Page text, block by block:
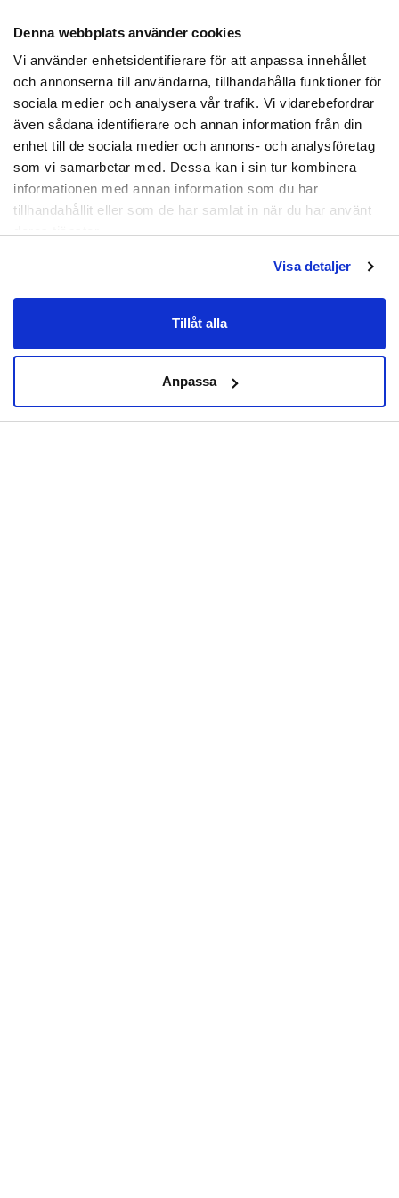
Denna webbplats använder cookies
Vi använder enhetsidentifierare för att anpassa innehållet
och annonserna till användarna, tillhandahålla funktioner för
sociala medier och analysera vår trafik. Vi vidarebefordrar
även sådana identifierare och annan information från din
enhet till de sociala medier och annons- och analysföretag
som vi samarbetar med. Dessa kan i sin tur kombinera
informationen med annan information som du har
tillhandahållit eller som de har samlat in när du har använt
Visa detaljer
Tillåt alla
Anpassa
Stödskenan är gjord av mjuk SEBS och är enkel att
ljummet vatten.
Material:Skumgummi, tyg, aluminium.
Artikelnummer:JZD-0040
Prenumerera
Genom att registrera dig godkänner du
Nej tack